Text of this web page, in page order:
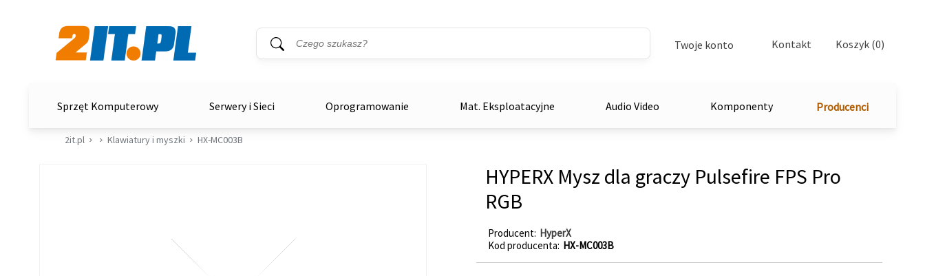
Wyszukiwarka
Słowo kluczowe
Twoje konto Kontakt Koszyk (0)
Sprzęt Komputerowy Serwery i Sieci Oprogramowanie Mat. Eksploatacyjne Audio Video Komponenty Producenci
2it.pl Klawiatury i myszki HX-MC003B
HYPERX Mysz dla graczy Pulsefire FPS Pro
RGB
Producent HyperX
Kod producenta HX-MC003B